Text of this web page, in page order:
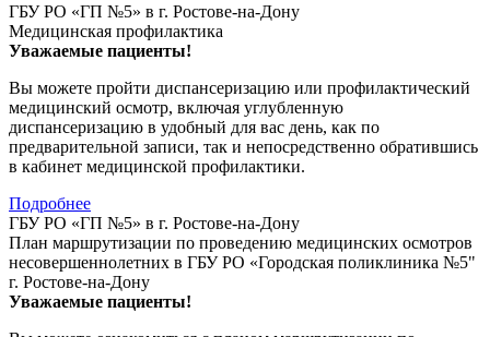
ГБУ РО «ГП №5» в г. Ростове-на-Дону
Медицинская профилактика
Уважаемые пациенты!
Вы можете пройти диспансеризацию или профилактический
медицинский осмотр, включая углубленную
диспансеризацию в удобный для вас день, как по
предварительной записи, так и непосредственно обратившись
в кабинет медицинской профилактики.
Подробнее
ГБУ РО «ГП №5» в г. Ростове-на-Дону
План маршрутизации по проведению медицинских осмотров
несовершеннолетних в ГБУ РО «Городская поликлиника №5"
г. Ростове-на-Дону
Уважаемые пациенты!